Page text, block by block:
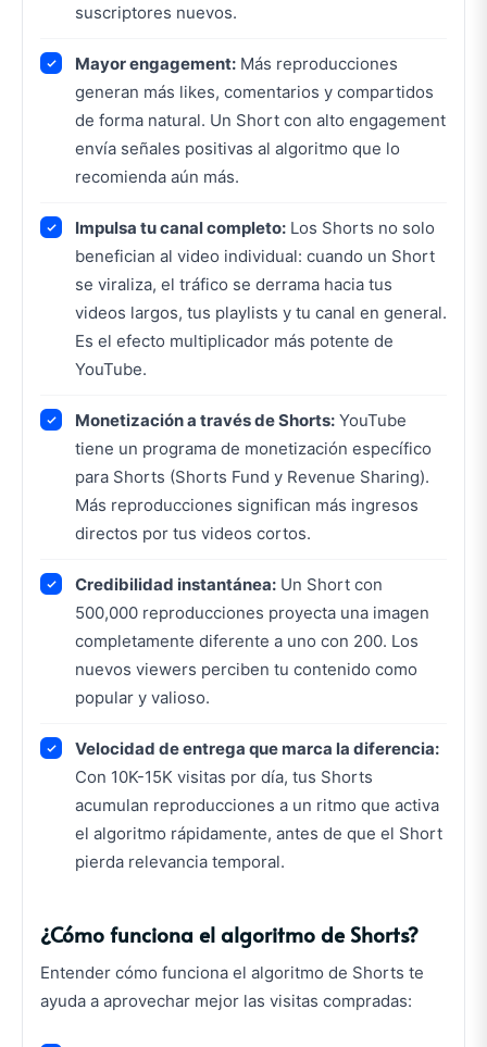
suscriptores nuevos.
Mayor engagement: Más reproducciones
generan más likes, comentarios y compartidos
de forma natural. Un Short con alto engagement
envía señales positivas al algoritmo que lo
recomienda aún más.
Impulsa tu canal completo: Los Shorts no solo
benefician al video individual: cuando un Short
se viraliza, el tráfico se derrama hacia tus
videos largos, tus playlists y tu canal en general.
Es el efecto multiplicador más potente de
YouTube.
Monetización a través de Shorts: YouTube
tiene un programa de monetización específico
para Shorts (Shorts Fund y Revenue Sharing).
Más reproducciones significan más ingresos
directos por tus videos cortos.
Credibilidad instantánea: Un Short con
500,000 reproducciones proyecta una imagen
completamente diferente a uno con 200. Los
nuevos viewers perciben tu contenido como
popular y valioso.
Velocidad de entrega que marca la diferencia:
Con 10K-15K visitas por día, tus Shorts
acumulan reproducciones a un ritmo que activa
el algoritmo rápidamente, antes de que el Short
pierda relevancia temporal.
¿Cómo funciona el algoritmo de Shorts?
Entender cómo funciona el algoritmo de Shorts te
ayuda a aprovechar mejor las visitas compradas: